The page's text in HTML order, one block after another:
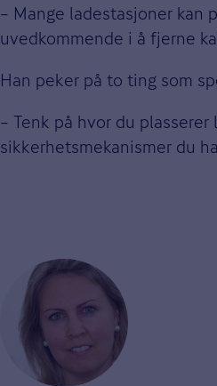
– Mange ladestasjoner kan
uvedkommende i å fjerne
Han peker på to ting som
– Tenk på hvor du
sikkerhetsmekanismer du